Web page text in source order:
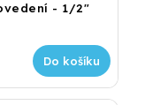
- 1/2"
Do košíku